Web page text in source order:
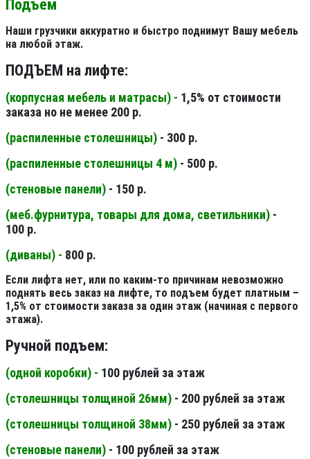
Подъем
Наши грузчики аккуратно и быстро поднимут Вашу мебель
на любой этаж.
ПОДЪЕМ на лифте:
(корпусная мебель и матрасы) - 1,5% от стоимости
заказа но не менее 200 р.
(распиленные столешницы) - 300 р.
(распиленные столешницы 4 м) - 500 р.
(стеновые панели) - 150 р.
(меб.фурнитура, товары для дома, светильники) -
100 р.
(диваны) - 800 р.
Если лифта нет, или по каким-то причинам невозможно
поднять весь заказ на лифте, то подъем будет платным –
1,5% от стоимости заказа за один этаж (начиная с первого
этажа).
Ручной подъем:
(одной коробки) - 100 рублей за этаж
(столешницы толщиной 26мм) - 200 рублей за этаж
(столешницы толщиной 38мм) - 250 рублей за этаж
(стеновые панели) - 100 рублей за этаж